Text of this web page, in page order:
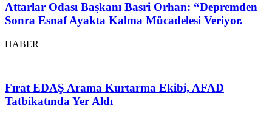
Attarlar Odası Başkanı Basri Orhan: “Depremden
Sonra Esnaf Ayakta Kalma Mücadelesi Veriyor.
HABER
Fırat EDAŞ Arama Kurtarma Ekibi, AFAD
Tatbikatında Yer Aldı